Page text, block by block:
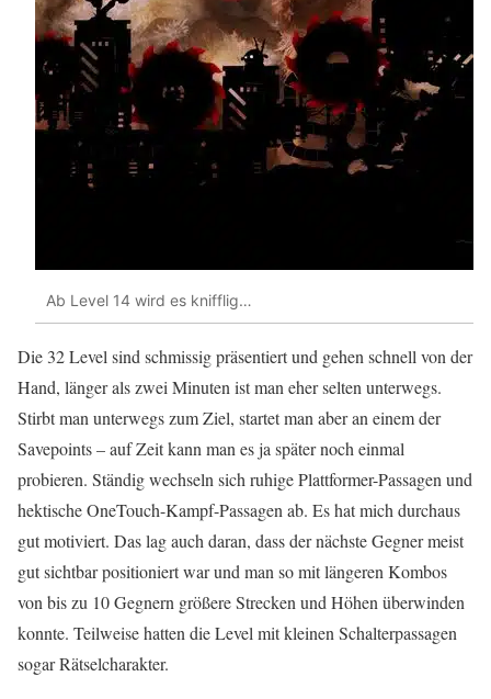
Ab Level 14 wird es knifflig…
Die 32 Level sind schmissig präsentiert und gehen schnell von der
Hand, länger als zwei Minuten ist man eher selten unterwegs.
Stirbt man unterwegs zum Ziel, startet man aber an einem der
Savepoints – auf Zeit kann man es ja später noch einmal
probieren. Ständig wechseln sich ruhige Plattformer-Passagen und
hektische OneTouch-Kampf-Passagen ab. Es hat mich durchaus
gut motiviert. Das lag auch daran, dass der nächste Gegner meist
gut sichtbar positioniert war und man so mit längeren Kombos
von bis zu 10 Gegnern größere Strecken und Höhen überwinden
konnte. Teilweise hatten die Level mit kleinen Schalterpassagen
sogar Rätselcharakter.